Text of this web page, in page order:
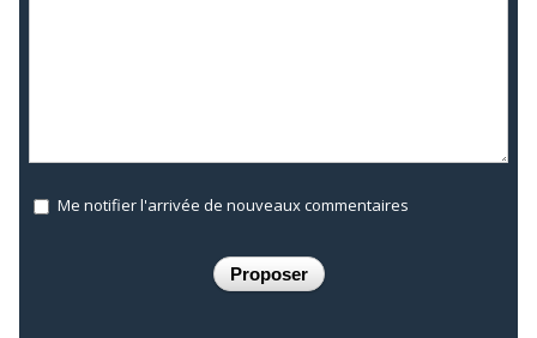
Me notifier l'arrivée de nouveaux commentaires